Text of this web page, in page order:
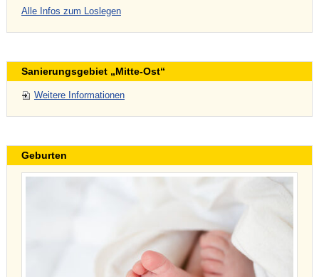
Alle Infos zum Loslegen
Sanierungsgebiet „Mitte-Ost“
Weitere Informationen
Geburten